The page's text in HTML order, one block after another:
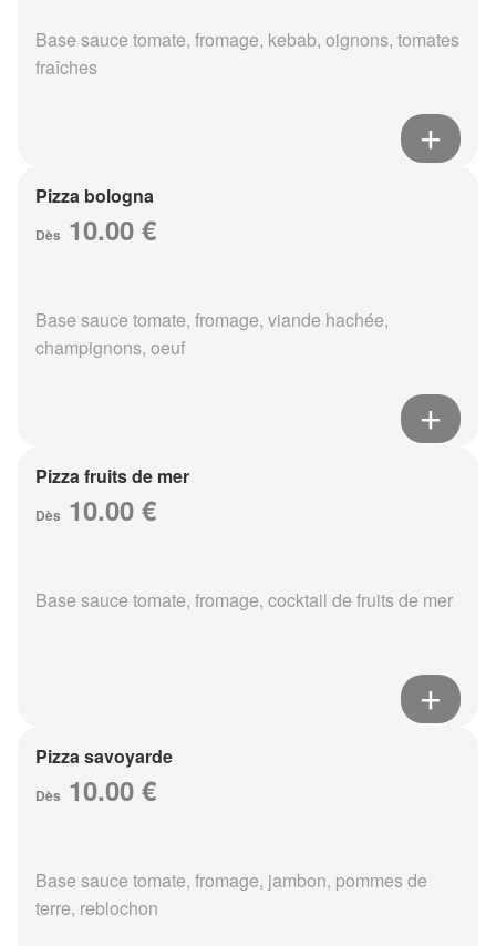
Base sauce tomate, fromage, kebab, oignons, tomates
fraîches
Pizza bologna
Dès 10.00 €
Base sauce tomate, fromage, viande hachée,
champignons, oeuf
Pizza fruits de mer
Dès 10.00 €
Base sauce tomate, fromage, cocktail de fruits de mer
Pizza savoyarde
Dès 10.00 €
Base sauce tomate, fromage, jambon, pommes de
terre, reblochon